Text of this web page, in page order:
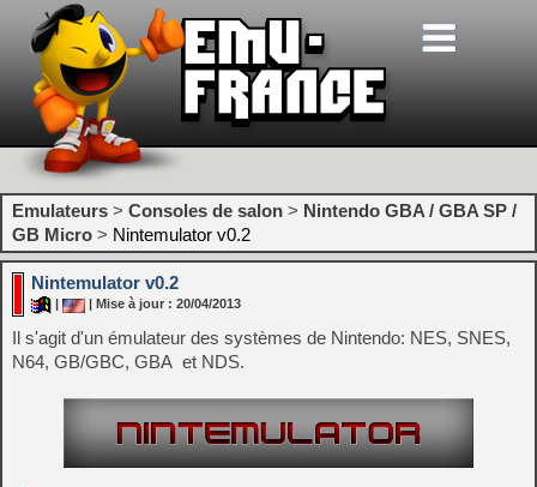
Emulateurs > Consoles de salon > Nintendo GBA / GBA SP /
GB Micro > Nintemulator v0.2
Nintemulator v0.2
| Mise à jour : 20/04/2013
Il s'agit d'un émulateur des systèmes de Nintendo: NES, SNES,
N64, GB/GBC, GBA et NDS.